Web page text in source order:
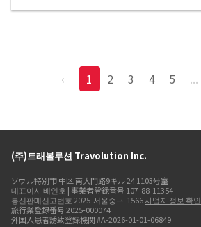
‹ 1 2 3 4 5 ...
(주)트래볼루션 Travolution Inc.
ソウル特別市 中区 南大門路9キル 24 1103号室
대표이사 배인호 | 事業者登録番号 107-88-11354
통신판매신고번호 2025-서울중구-1566사업자 정보 확인
旅行業登録番号 2025-000074
外国人患者誘致登録機関 #A-2026-01-01-06849